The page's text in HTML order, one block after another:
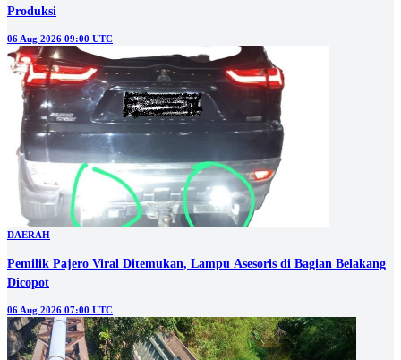
Produksi
06 Aug 2026 09:00 UTC
DAERAH
Pemilik Pajero Viral Ditemukan, Lampu Asesoris di Bagian Belakang
Dicopot
06 Aug 2026 07:00 UTC